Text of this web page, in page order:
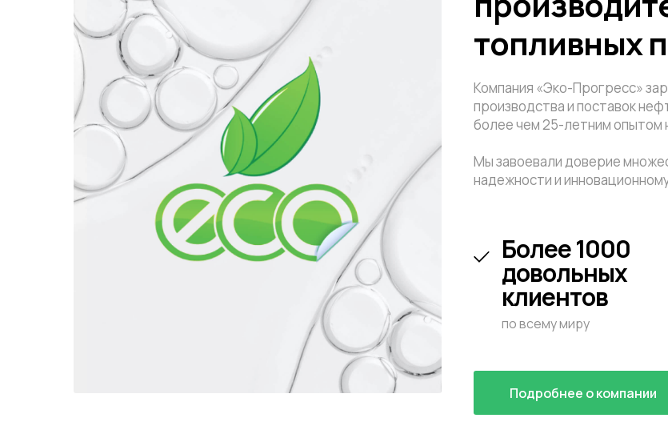
топливных
Компания «Эко-Прогресс»
производства и поставок
более чем 25-летним опытом
Мы завоевали доверие
надежности и
Более 1000
довольных
клиентов
по всему миру
Подробнее о компании